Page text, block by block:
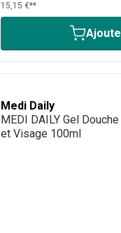
15,15 €**
Medi Daily
MEDI DAILY Gel
et Visage 100ml